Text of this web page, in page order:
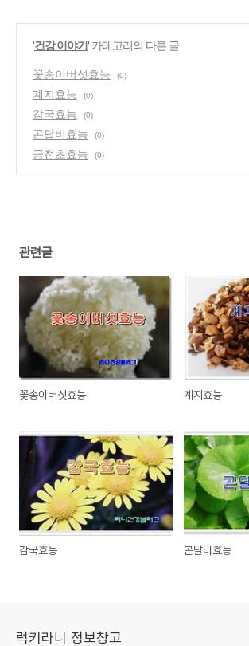
'건강 이야기' 카테고리의 다른 글
꽃송이버섯효능 (0)
계지효능 (0)
감국효능 (0)
곤달비효능 (0)
금전초효능 (0)
관련글
꽃송이버섯효능 계지효능
감국효능 곤달비효능
럭키라니 정보창고